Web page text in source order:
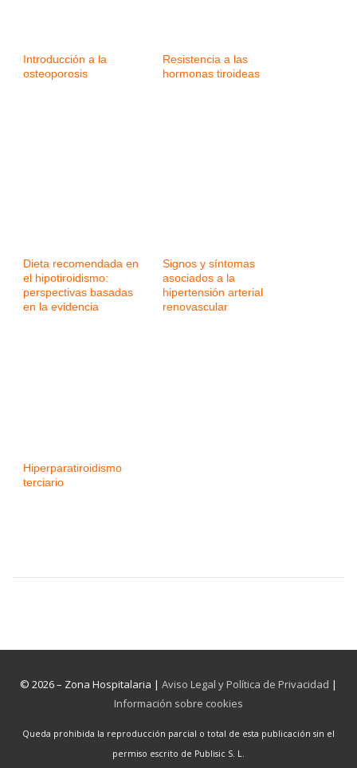
Introducción a la
osteoporosis
Resistencia a las
hormonas tiroideas
Dieta recomendada en
el hipotiroidismo:
perspectivas basadas
en la evidencia
Signos y síntomas
asociados a la
hipertensión arterial
renovascular
Hiperparatiroidismo
terciario
© 2026 – Zona Hospitalaria | Aviso Legal y Política de Privacidad |
Información sobre cookies
Queda prohibida la reproducción parcial o total de esta publicación sin el
permiso escrito de Publisic S. L.